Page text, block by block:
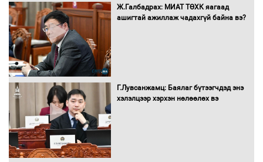
Нөөцийн махны худалдаа,
Монгол Улс “COP17”-д “Тал хээрийн
төлөвлөгөө”-гөө танилцуулна
Ж.Галбадрах: МИАТ ТӨХК яагаад
ашигтай ажиллаж чадахгүй байна вэ?
Г.Лувсанжамц: Баялаг бүтээгчдэд энэ
хэлэлцээр хэрхэн нөлөөлөх вэ